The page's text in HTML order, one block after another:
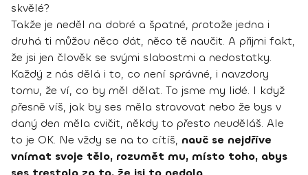
skvělé?
Takže je neděl na dobré a špatné, protože jedna i
druhá ti můžou něco dát, něco tě naučit. A přijmi fakt,
že jsi jen člověk se svými slabostmi a nedostatky.
Každý z nás dělá i to, co není správné, i navzdory
tomu, že ví, co by měl dělat. To jsme my lidé. I když
přesně víš, jak by ses měla stravovat nebo že bys v
daný den měla cvičit, někdy to přesto neuděláš. Ale
to je OK. Ne vždy se na to cítíš, nauč se nejdříve
vnímat svoje tělo, rozumět mu, místo toho, abys